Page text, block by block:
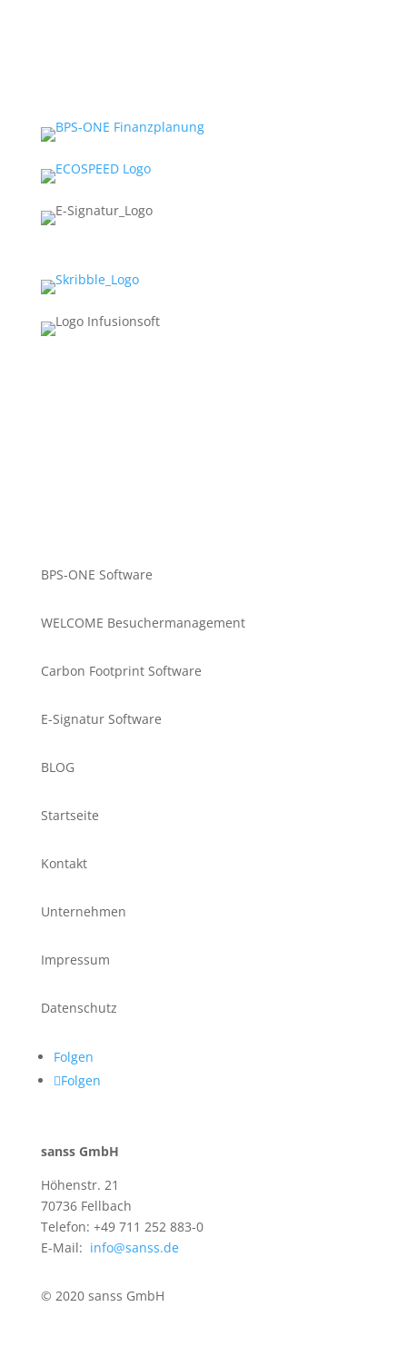
BPS-ONE Software
WELCOME Besuchermanagement
Carbon Footprint Software
E-Signatur Software
BLOG
Startseite
Kontakt
Unternehmen
Impressum
Datenschutz
Folgen
Folgen
sanss GmbH
Höhenstr. 21
70736 Fellbach
Telefon: +49 711 252 883-0
E-Mail: info@sanss.de
© 2020 sanss GmbH